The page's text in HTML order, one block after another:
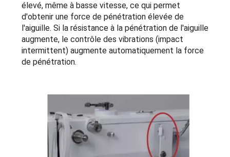
élevé, même à basse vitesse, ce qui permet
d'obtenir une force de pénétration élevée de
l'aiguille. Si la résistance à la pénétration de l'aiguille
augmente, le contrôle des vibrations (impact
intermittent) augmente automatiquement la force
de pénétration.